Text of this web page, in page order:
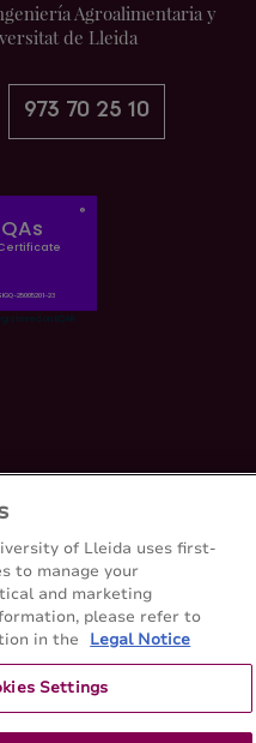
Agroalimentaria y
de Lleida
973 70 25 10
of Lleida uses first-
to manage your
and marketing
please refer to
in the
Legal Notice
Settings